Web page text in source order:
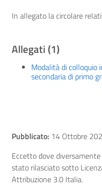
In allegato la circolare
Allegati (1)
Modalità di colloquio
secondaria di primo
Pubblicato: 14 Ottobre
Eccetto dove
stato rilasciato sotto
Attribuzione 3.0 Italia.